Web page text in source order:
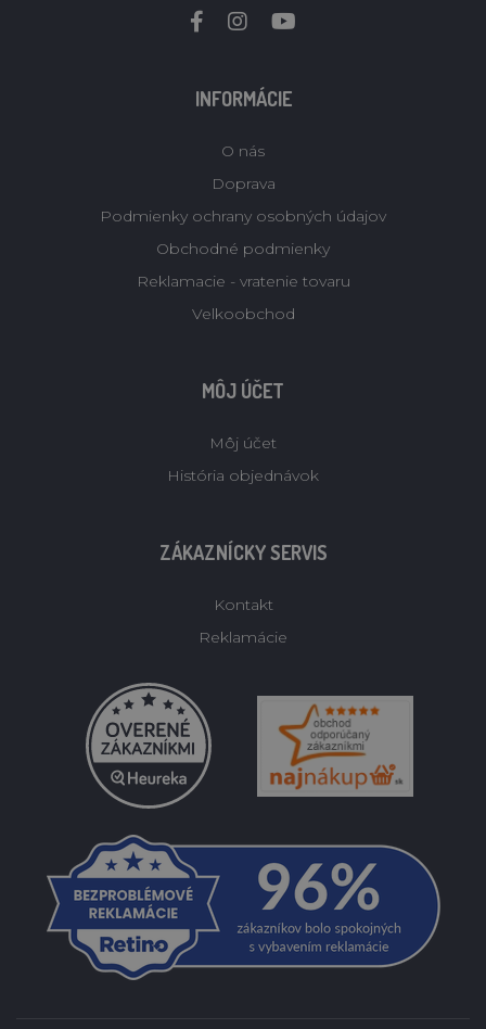
INFORMÁCIE
O nás
Doprava
Podmienky ochrany osobných údajov
Obchodné podmienky
Reklamacie - vratenie tovaru
Velkoobchod
MÔJ ÚČET
Môj účet
História objednávok
ZÁKAZNÍCKY SERVIS
Kontakt
Reklamácie